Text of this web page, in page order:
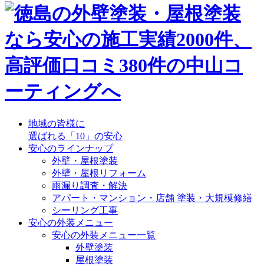
地域の皆様に
選ばれる「10」の安心
安心のラインナップ
外壁・屋根塗装
外壁・屋根リフォーム
雨漏り調査・解決
アパート・マンション・店舗 塗装・大規模修繕
シーリング工事
安心の外装メニュー
安心の外装メニュー一覧
外壁塗装
屋根塗装